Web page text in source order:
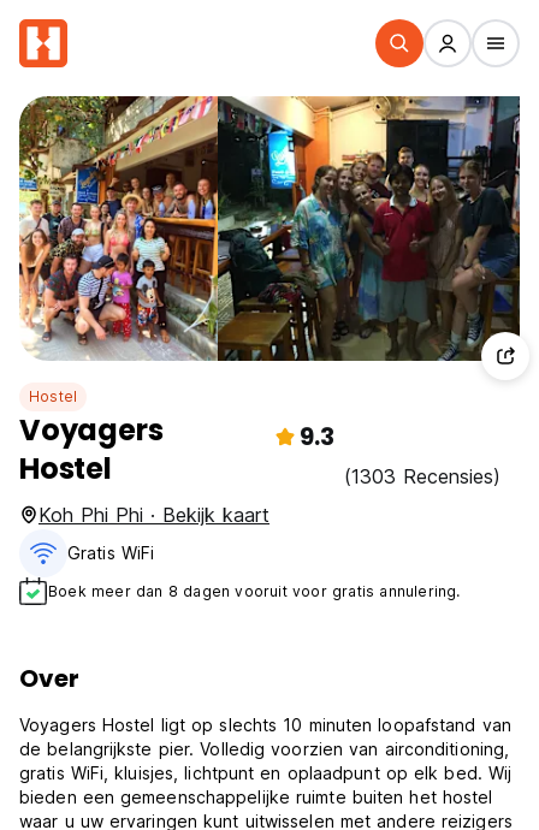
Hostel
Voyagers
Hostel
9.3
(1303 Recensies)
Koh Phi Phi · Bekijk kaart
Gratis WiFi
Boek meer dan 8 dagen vooruit voor gratis annulering.
Over
Voyagers Hostel ligt op slechts 10 minuten loopafstand van
de belangrijkste pier. Volledig voorzien van airconditioning,
gratis WiFi, kluisjes, lichtpunt en oplaadpunt op elk bed. Wij
bieden een gemeenschappelijke ruimte buiten het hostel
waar u uw ervaringen kunt uitwisselen met andere reizigers